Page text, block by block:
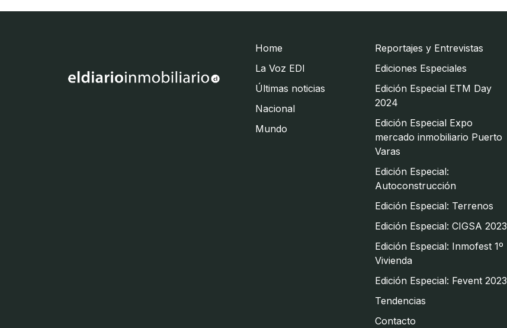
Home
La Voz EDI
Últimas noticias
Nacional
Mundo
Reportajes y Entrevistas
Ediciones Especiales
Edición Especial ETM Day
2024
Edición Especial Expo
mercado inmobiliario Puerto
Varas
Edición Especial:
Autoconstrucción
Edición Especial: Terrenos
Edición Especial: CIGSA 2023
Edición Especial: Inmofest 1º
Vivienda
Edición Especial: Fevent 2023
Tendencias
Contacto